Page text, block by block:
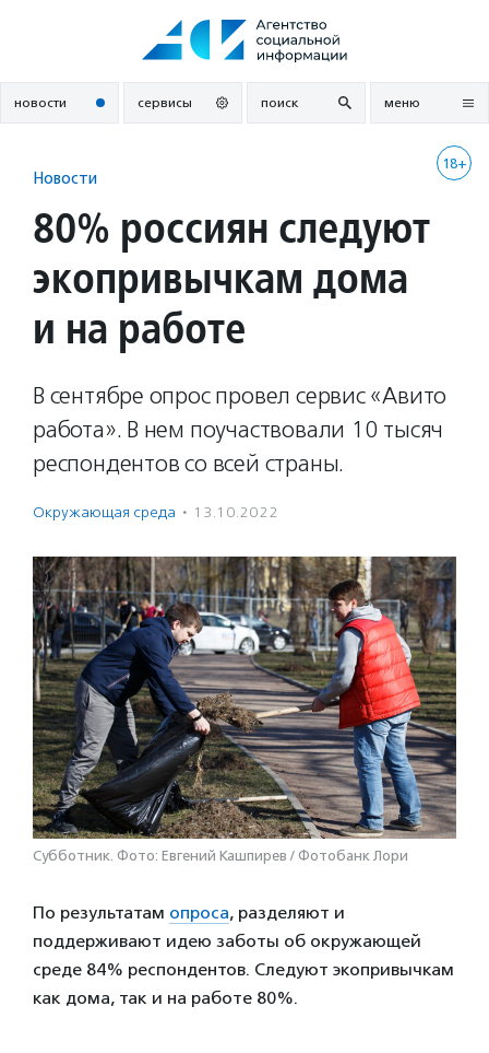
новости сервисы поиск меню
18+
Новости
80% россиян следуют
экопривычкам дома
и на работе
В сентябре опрос провел сервис «Авито
работа». В нем поучаствовали 10 тысяч
респондентов со всей страны.
Окружающая среда · 13.10.2022
Субботник. Фото: Евгений Кашпирев / Фотобанк Лори
По результатам опроса, разделяют и
поддерживают идею заботы об окружающей
среде 84% респондентов. Следуют экопривычкам
как дома, так и на работе 80%.